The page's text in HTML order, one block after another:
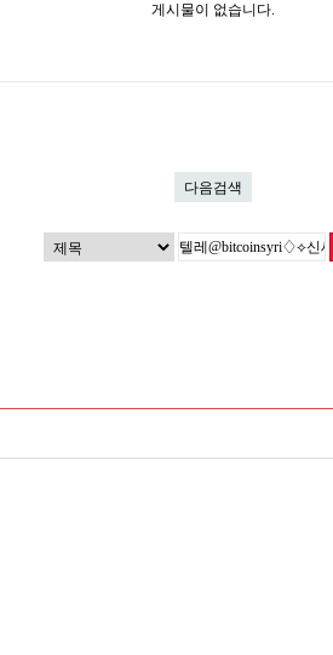
게시물이 없습니다.
다음검색